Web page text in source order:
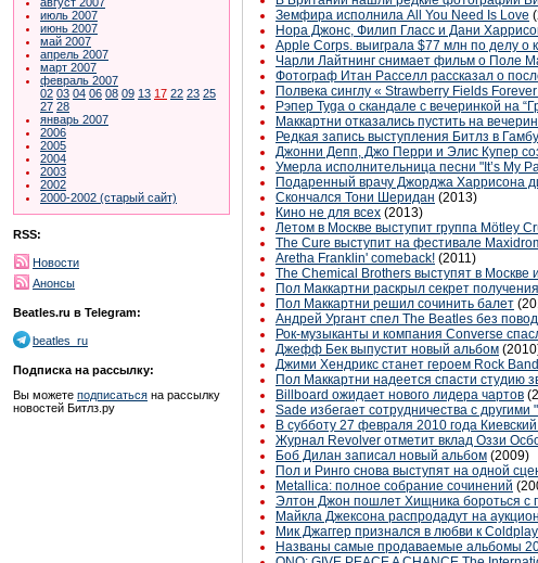
июль 2007
июнь 2007
май 2007
апрель 2007
март 2007
февраль 2007
02 03 04 06 08 09 13 17 22 23 25
27 28
январь 2007
2006
2005
2004
2003
2002
2000-2002 (старый сайт)
RSS:
Новости
Анонсы
Beatles.ru в Telegram:
beatles_ru
Подписка на рассылку:
Вы можете подписаться на рассылку
новостей Битлз.ру
Земфира исполнила All You Need Is Love
Нора Джонс, Филип Гласс и Дани
Apple Corps. выиграла $77 млн по делу
Чарли Лайтнинг снимает фильм о Поле
Фотограф Итан Расселл рассказал о
Полвека синглу « Strawberry Fields
Рэпер Tyga о скандале с вечеринкой на
Маккартни отказались пустить на
Редкая запись выступления Битлз в
Джонни Депп, Джо Перри и Элис Купер
Умерла исполнительница песни "It’s My
Подаренный врачу Джорджа Харрисона
Скончался Тони Шеридан (2013)
Кино не для всех (2013)
Летом в Москве выступит группа Mötley
The Cure выступит на фестивале
Aretha Franklin' comeback! (2011)
The Chemical Brothers выступят в Москве
Пол Маккартни раскрыл секрет
Пол Маккартни решил сочинить балет
Андрей Ургант спел The Beatles без
Рок-музыканты и компания Converse
Джефф Бек выпустит новый альбом
Джими Хендрикс станет героем Rock Band
Пол Маккартни надеется спасти студию
Billboard ожидает нового лидера чартов
Sade избегает сотрудничества с другими
В субботу 27 февраля 2010 года
Журнал Revolver отметит вклад Оззи
Боб Дилан записал новый альбом (2009)
Пол и Ринго снова выступят на одной
Metallica: полное собрание сочинений
Элтон Джон пошлет Хищника бороться с
Майкла Джексона распродадут на
Мик Джаггер признался в любви к
Названы самые продаваемые альбомы